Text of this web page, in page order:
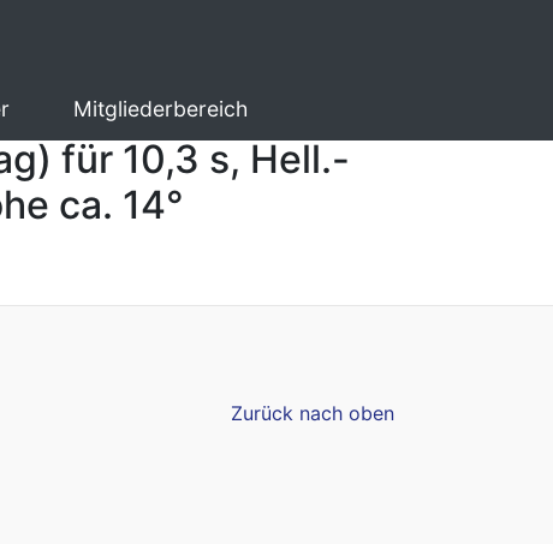
Mitgliederbereich
für 10,3 s, Hell.-
ca. 14°
Zurück nach oben